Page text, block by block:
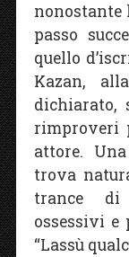
passo
quello
Kazan,
rimproveri
attore.
trova
trance di
ossessivi e
“Lassù